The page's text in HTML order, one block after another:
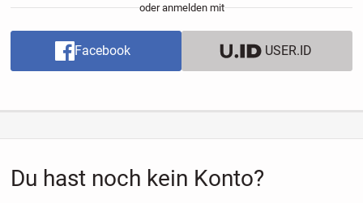
oder anmelden mit
Facebook USER.ID
Du hast noch kein Konto?